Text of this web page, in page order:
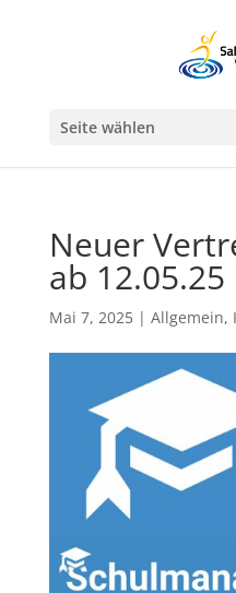
Seite wählen
Neuer
ab 12.05.25
Mai 7, 2025| Allgemein,